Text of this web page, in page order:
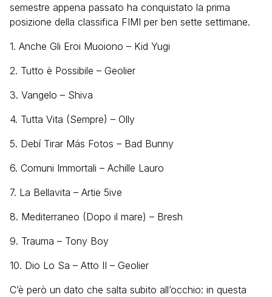
semestre appena passato ha conquistato la prima
posizione della classifica FIMI per ben sette settimane.
1. Anche Gli Eroi Muoiono – Kid Yugi
2. Tutto è Possibile – Geolier
3. Vangelo – Shiva
4. Tutta Vita (Sempre) – Olly
5. Debí Tirar Más Fotos – Bad Bunny
6. Comuni Immortali – Achille Lauro
7. La Bellavita – Artie 5ive
8. Mediterraneo (Dopo il mare) – Bresh
9. Trauma – Tony Boy
10. Dio Lo Sa – Atto II – Geolier
C’è però un dato che salta subito all’occhio: in questa